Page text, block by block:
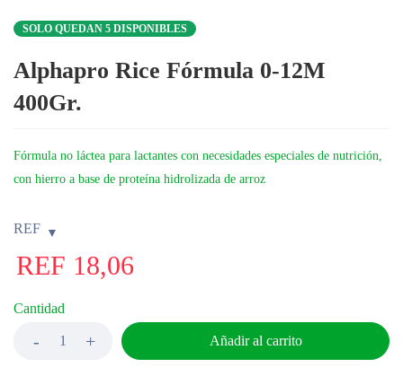
SOLO QUEDAN 5 DISPONIBLES
Alphapro Rice Fórmula 0-12M
400Gr.
Fórmula no láctea para lactantes con necesidades especiales de nutrición,
con hierro a base de proteína hidrolizada de arroz
REF
REF 18,06
Cantidad
Añadir al carrito